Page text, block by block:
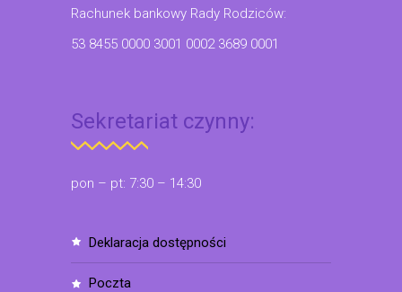
Rachunek bankowy Rady Rodziców:
53 8455 0000 3001 0002 3689 0001
Sekretariat czynny:
pon – pt: 7:30 – 14:30
deklaracja dostępności
poczta